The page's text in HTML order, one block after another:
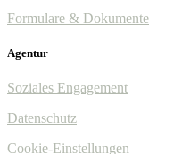
Formulare & Dokumente
Agentur
Soziales Engagement
Datenschutz
Cookie-Einstellungen